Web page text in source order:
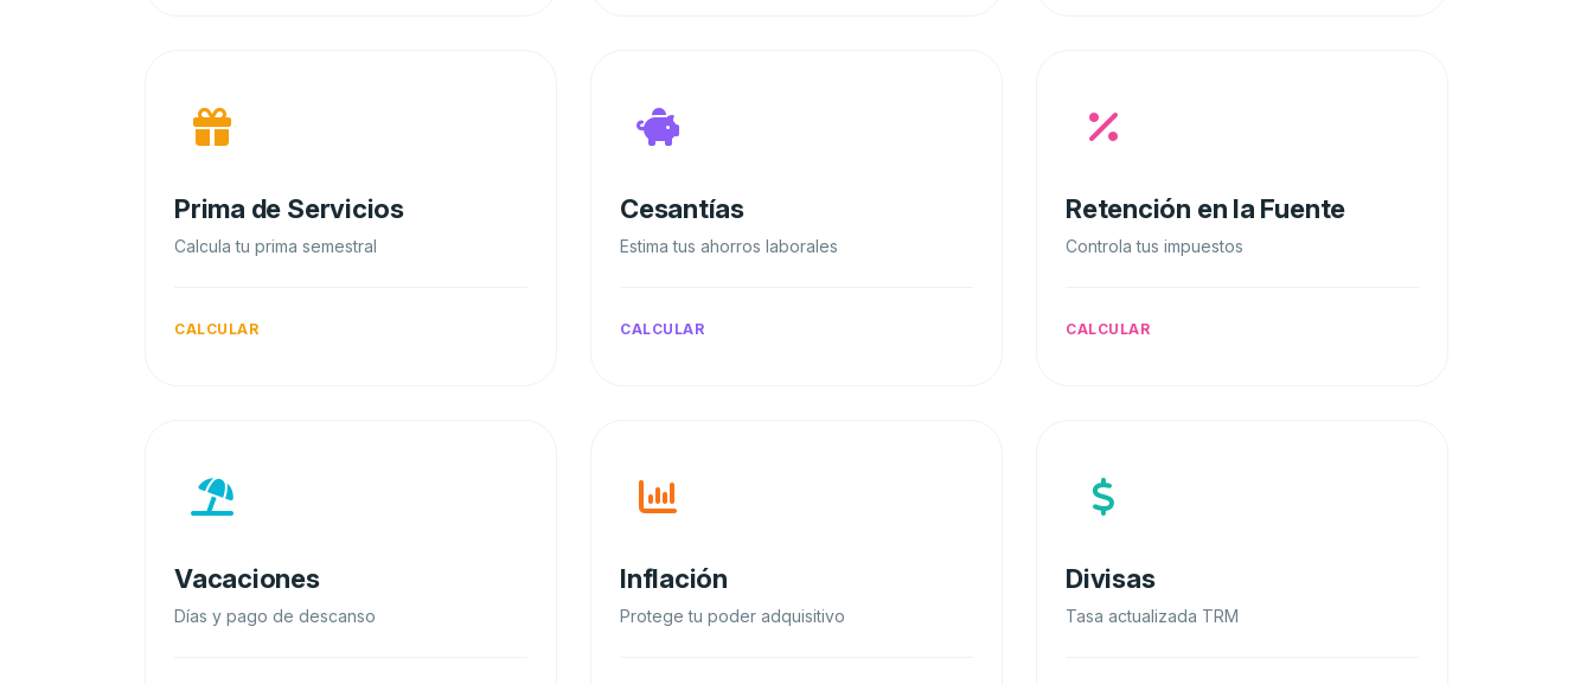
Prima de Servicios
Calcula tu prima semestral
CALCULAR
Cesantías
Estima tus ahorros laborales
CALCULAR
Retención en la Fuente
Controla tus impuestos
CALCULAR
Vacaciones
Días y pago de descanso
Inflación
Protege tu poder adquisitivo
Divisas
Tasa actualizada TRM